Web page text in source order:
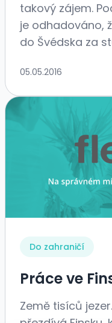
takový zájem.
je odhadováno,
do Švédska za
05.05.2016
Do zahraničí
Práce ve
Země tisíců